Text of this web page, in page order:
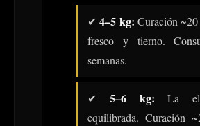
✔4–5 kg: Curación ~20
fresco y tierno.
semanas.
✔ 5–6 kg: La
equilibrada. Curación